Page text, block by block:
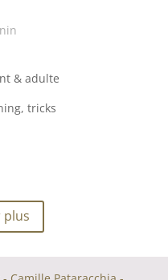
& adulte
tricks
plus